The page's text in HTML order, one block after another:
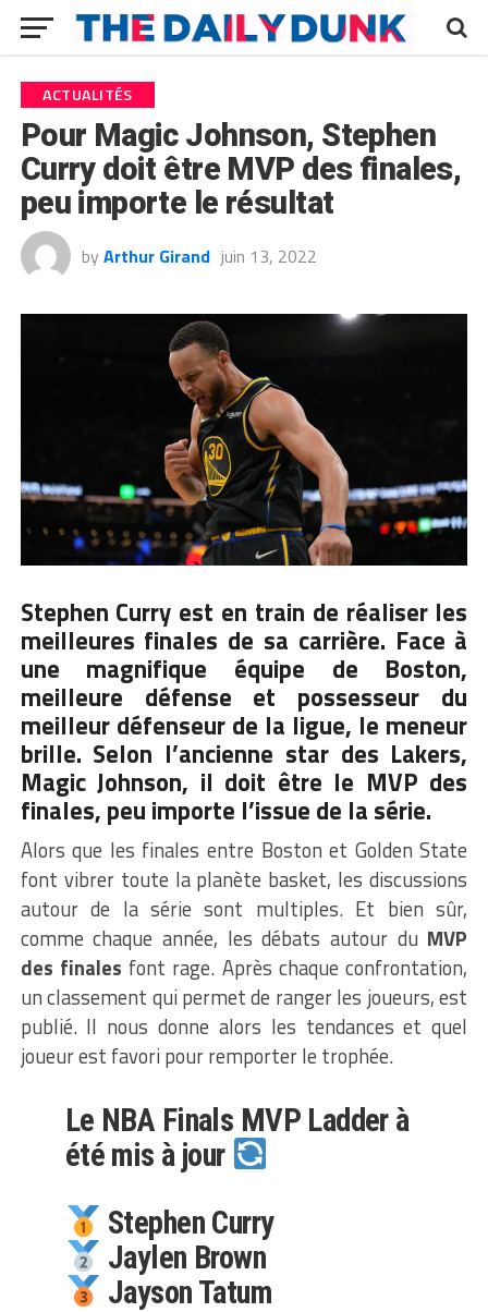
ACTUALITÉS
Pour Magic Johnson, Stephen
Curry doit être MVP des finales,
peu importe le résultat
by Arthur Girand juin 13, 2022
Stephen Curry est en train de réaliser les
meilleures finales de sa carrière. Face à
une magnifique équipe de Boston,
meilleure défense et possesseur du
meilleur défenseur de la ligue, le meneur
brille. Selon l’ancienne star des Lakers,
Magic Johnson, il doit être le MVP des
finales, peu importe l’issue de la série.
Alors que les finales entre Boston et Golden State
font vibrer toute la planète basket, les discussions
autour de la série sont multiples. Et bien sûr,
comme chaque année, les débats autour du MVP
des finales font rage. Après chaque confrontation,
un classement qui permet de ranger les joueurs, est
publié. Il nous donne alors les tendances et quel
joueur est favori pour remporter le trophée.
Le NBA Finals MVP Ladder à
été mis à jour
Stephen Curry
Jaylen Brown
Jayson Tatum